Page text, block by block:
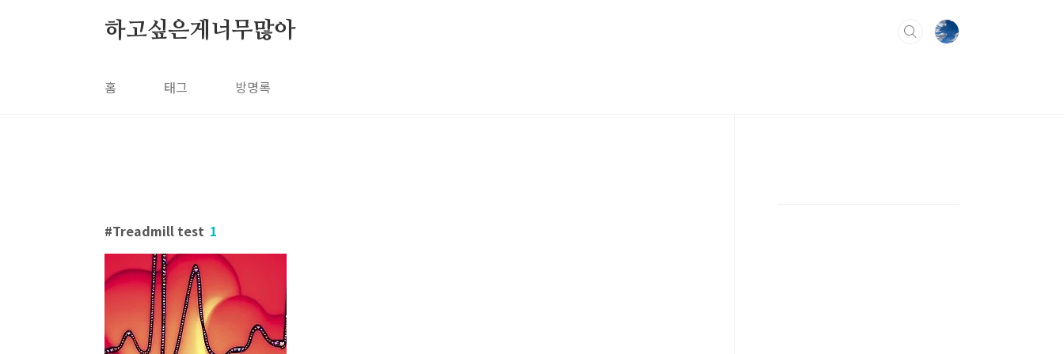
하고싶은게너무많아
홈 태그 방명록
Treadmill test 1